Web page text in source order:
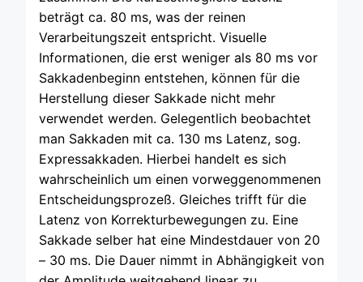
beträgt ca. 80 ms, was der reinen
Verarbeitungszeit entspricht. Visuelle
Informationen, die erst weniger als 80 ms vor
Sakkadenbeginn entstehen, können für die
Herstellung dieser Sakkade nicht mehr
verwendet werden. Gelegentlich beobachtet
man Sakkaden mit ca. 130 ms Latenz, sog.
Expressakkaden. Hierbei handelt es sich
wahrscheinlich um einen vorweggenommenen
Entscheidungsprozeß. Gleiches trifft für die
Latenz von Korrekturbewegungen zu. Eine
Sakkade selber hat eine Mindestdauer von 20
– 30 ms. Die Dauer nimmt in Abhängigkeit von